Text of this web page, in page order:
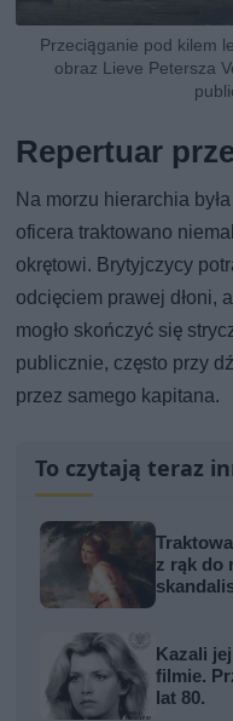
Przeciąganie pod kilem
obraz Lieve Petersza
Repertuar
Na morzu hierarchia
oficera traktowano
okrętowi. Brytyjczycy
odcięciem prawej dłoni,
mogło skończyć się
publicznie, często przy
przez samego kapitana.
To czytają teraz
z rąk do
Kazali
filmie.
lat 80.